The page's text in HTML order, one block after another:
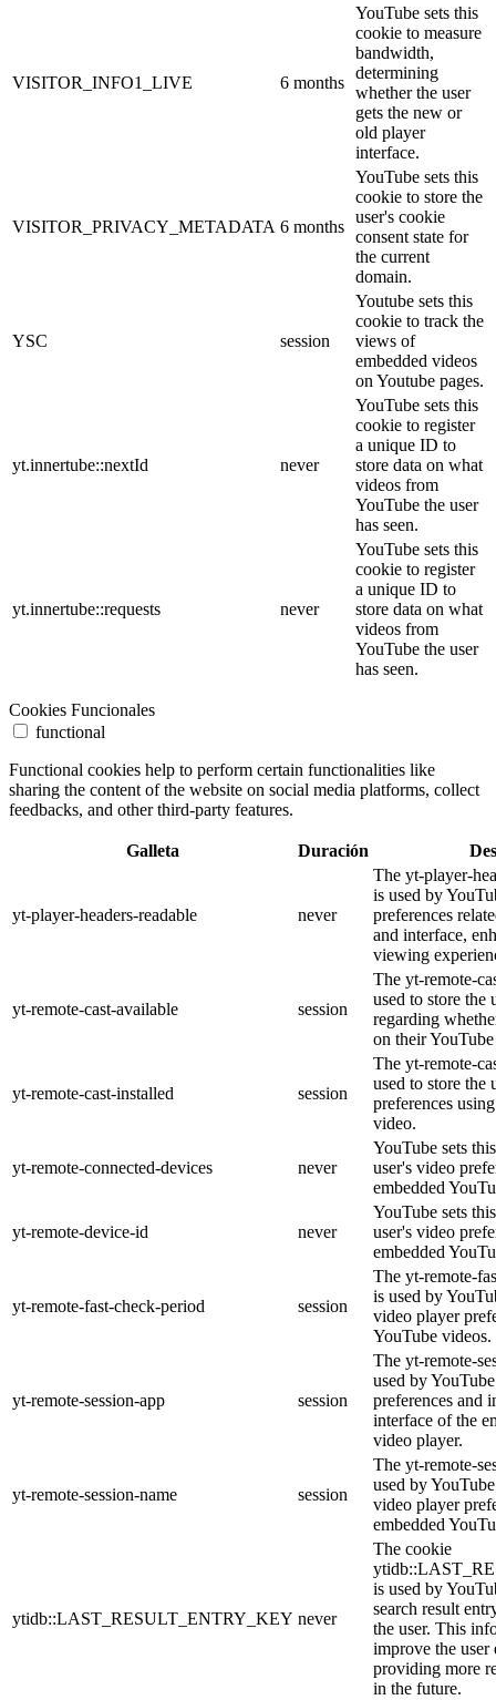
VISITOR_INFO1_LIVE 6 months
YouTube sets this
cookie to measure
bandwidth,
determining
whether the user
gets the new or
old player
interface.
VISITOR_PRIVACY_METADATA 6 months
YouTube sets this
cookie to store the
user's cookie
consent state for
the current
domain.
YSC session
Youtube sets this
cookie to track the
views of
embedded videos
on Youtube pages.
yt.innertube::nextId never
YouTube sets this
cookie to register
a unique ID to
store data on what
videos from
YouTube the user
has seen.
yt.innertube::requests never
YouTube sets this
cookie to register
a unique ID to
store data on what
videos from
YouTube the user
has seen.
Cookies Funcionales
functional
Functional cookies help to perform certain functionalities like
sharing the content of the website on social media platforms, collect
feedbacks, and other third-party features.
Galleta Duración
yt-player-headers-readable never
The yt-player-
is used by
preferences
and interface,
viewing
yt-remote-cast-available session
The yt-remote-
used to store the
regarding
on their
yt-remote-cast-installed session
The yt-remote-
used to store the
preferences
video.
yt-remote-connected-devices never
YouTube sets
user's video
embedded
yt-remote-device-id never
YouTube sets
user's video
embedded
yt-remote-fast-check-period session
The yt-remote-
is used by
video player
YouTube videos.
yt-remote-session-app session
The yt-remote-
used by
preferences and
interface of the
video player.
yt-remote-session-name session
The yt-remote-
used by
video player
embedded
ytidb::LAST_RESULT_ENTRY_KEY never
The cookie
is used by
search result
the user. This
improve the user
providing more
in the future.